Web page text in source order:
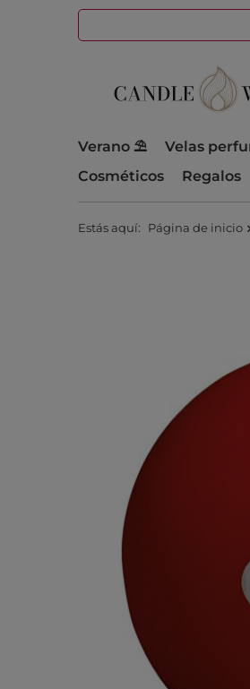
Verano ⛱️ Velas
Cosméticos
Regalos
Estás aquí: Página de inicio